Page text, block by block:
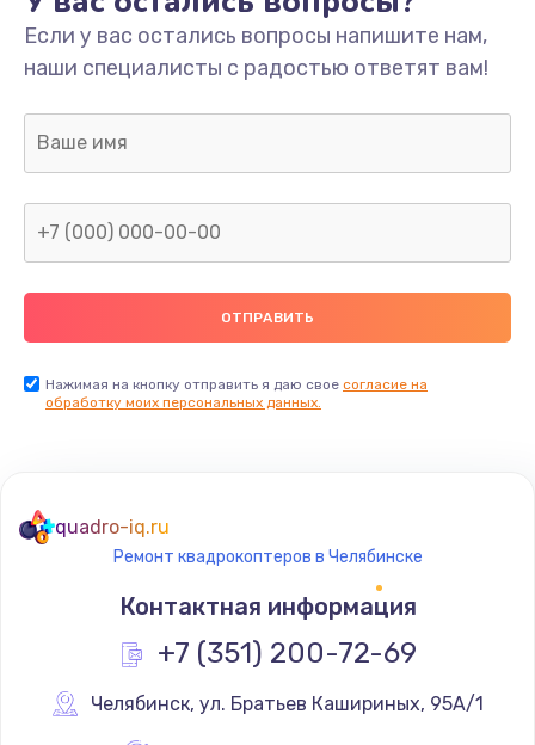
Замена/Pемонт карбюратора
1300 руб.
Заказать
Ремонт капиллярной трубки
400 руб.
Заказать
Замена термостата
1200 руб.
Заказать
Замена реле
Если у вас остались вопросы напишите нам,
наши специалисты с радостью ответят вам!
Нажимая на кнопку отправить я даю свое согласие на
обработку моих персональных данных.
quadro-iq.ru
Ремонт квадрокоптеров в Челябинске
Контактная информация
+7 (351) 200-72-69
Челябинск, ул. Братьев Кашириных, 95А/1